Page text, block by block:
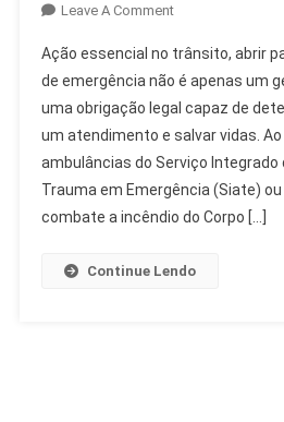
Leave A CommentOn
Passagem
Para
Viaturas
De
Emergência:
Dever
E
Ação essencial no trânsito, abrir
de emergência não é apenas um
uma obrigação legal capaz de
um atendimento e salvar vidas.
ambulâncias do Serviço
Trauma em Emergência (Siate)
combate a incêndio do Corpo […]
Continue Lendo